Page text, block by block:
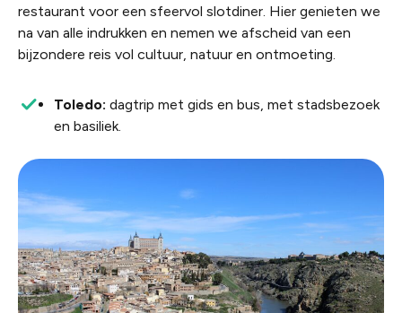
restaurant voor een sfeervol slotdiner. Hier genieten we
na van alle indrukken en nemen we afscheid van een
bijzondere reis vol cultuur, natuur en ontmoeting.
Toledo: dagtrip met gids en bus, met stadsbezoek
en basiliek.